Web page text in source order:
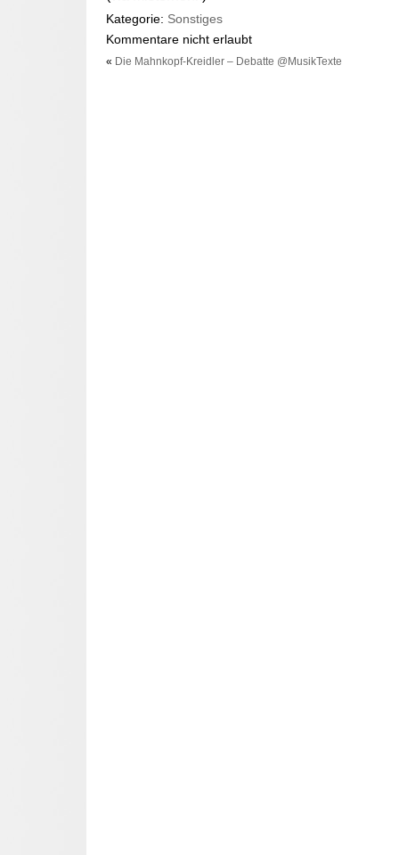
Kategorie: Sonstiges
Kommentare nicht erlaubt
« Die Mahnkopf-Kreidler – Debatte @MusikTexte